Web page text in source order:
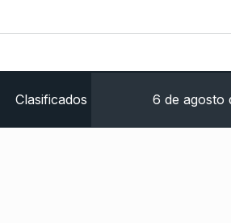
Clasificados 6 de agosto